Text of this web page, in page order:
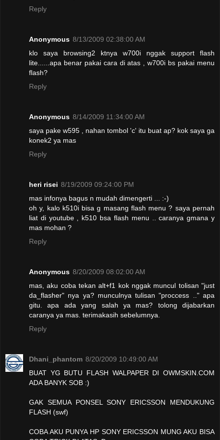
Reply
Anonymous 8/13/2009 02:38:00 AM
klo saya browsing2 ktnya w700i nggak support flash
lite......apa benar pakai cara di atas , w700i bs pakai menu
flash?
Reply
Anonymous 8/14/2009 11:34:00 AM
saya pake w595 , nahan tombol 'c' itu buat ap? kok saya ga
konek2 ya mas
Reply
heri risei 8/19/2009 09:24:00 PM
mas infonya bagus n mudah dimengerti ... :-)
oh y, kalo k510i bisa g masang flash menu ? saya pernah
liat di youtube , k510 bsa flash menu .. caranya gmana y
mas mohan ?
Reply
Anonymous 8/20/2009 08:02:00 AM
mas, aku coba tekan alt+f1 kok nggak muncul tolisan "just
da_flasher" nya ya? munculnya tulisan "proccess .." apa
gitu. apa ada yang salah ya mas? tolong dijabarkan
caranya ya mas. terimakasih sebelumnya.
Reply
Dhani_phantom 8/20/2009 10:49:00 AM
BUAT YG BUTU FLASH WALPAPER DI OWMSKIN.COM
ADA BANYK SOB :)
GAK SEMUA PONSEL SONY ERICSSON MENDUKUNG
FLASH (swf)
COBA AKU PUNYA HP SONY ERICSSON MUNG AKU BISA